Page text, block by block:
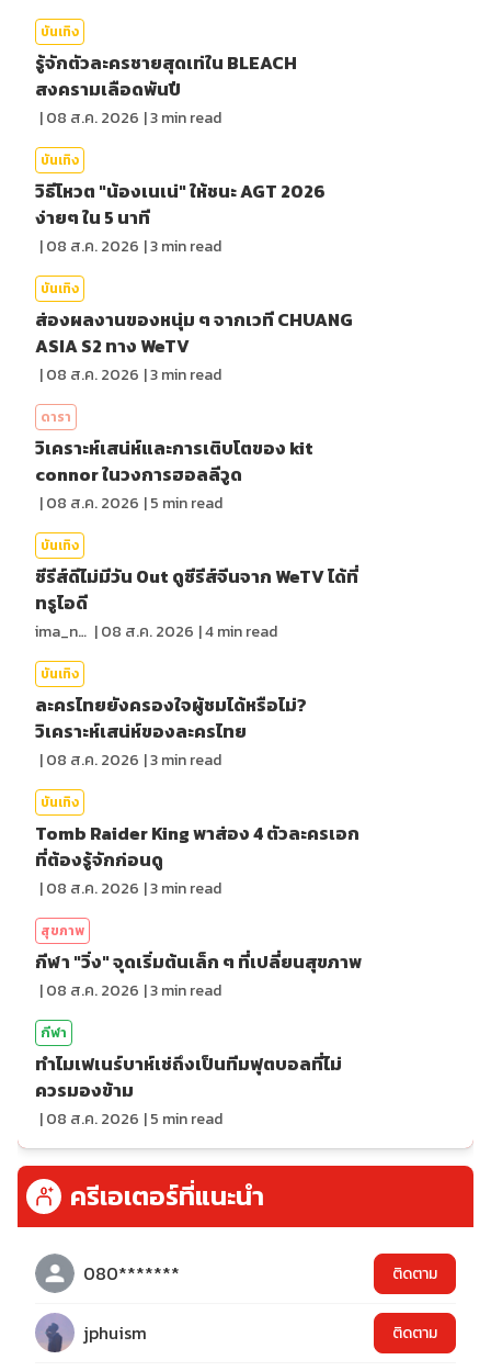
บันเทิง
รู้จักตัวละครชายสุดเท่ใน BLEACH
สงครามเลือดพันปี
|08 ส.ค. 2026 |3min read
บันเทิง
วิธีโหวต "น้องเนเน่" ให้ชนะ AGT 2026
ง่ายๆ ใน 5 นาที
|08 ส.ค. 2026 |3min read
บันเทิง
ส่องผลงานของหนุ่ม ๆ จากเวที CHUANG
ASIA S2 ทาง WeTV
|08 ส.ค. 2026 |3min read
ดารา
วิเคราะห์เสน่ห์และการเติบโตของ kit
connor ในวงการฮอลลีวูด
|08 ส.ค. 2026 |5 min read
บันเทิง
ซีรีส์ดีไม่มีวัน Out ดูซีรีส์จีนจาก WeTV ได้ที่
ทรูไอดี
ima_nan |08 ส.ค. 2026 |4min read
บันเทิง
ละครไทยยังครองใจผู้ชมได้หรือไม่?
วิเคราะห์เสน่ห์ของละครไทย
|08 ส.ค. 2026 |3min read
บันเทิง
Tomb Raider King พาส่อง 4 ตัวละครเอก
ที่ต้องรู้จักก่อนดู
|08 ส.ค. 2026 |3min read
สุขภาพ
กีฬา "วิ่ง" จุดเริ่มต้นเล็ก ๆ ที่เปลี่ยนสุขภาพ
|08 ส.ค. 2026 |3min read
กีฬา
ทำไมเฟเนร์บาห์เช่ถึงเป็นทีมฟุตบอลที่ไม่
ควรมองข้าม
|08 ส.ค. 2026 |5 min read
ครีเอเตอร์ที่แนะนำ
080******* ติดตาม
jphuism ติดตาม